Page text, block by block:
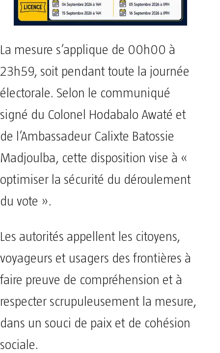
La mesure s’applique de 00h00 à
23h59, soit pendant toute la journée
électorale. Selon le communiqué
signé du Colonel Hodabalo Awaté et
de l’Ambassadeur Calixte Batossie
Madjoulba, cette disposition vise à «
optimiser la sécurité du déroulement
du vote ».
Les autorités appellent les citoyens,
voyageurs et usagers des frontières à
faire preuve de compréhension et à
respecter scrupuleusement la mesure,
dans un souci de paix et de cohésion
sociale.